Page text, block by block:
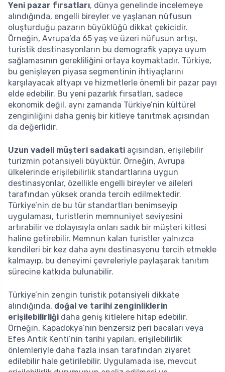
Yeni pazar fırsatları, dünya genelinde incelemeye
alındığında, engelli bireyler ve yaşlanan nüfusun
oluşturduğu pazarın büyüklüğü dikkat çekicidir.
Örneğin, Avrupa’da 65 yaş ve üzeri nüfusun artışı,
turistik destinasyonların bu demografik yapıya uyum
sağlamasının gerekliliğini ortaya koymaktadır. Türkiye,
bu genişleyen piyasa segmentinin ihtiyaçlarını
karşılayacak altyapı ve hizmetlerle önemli bir pazar payı
elde edebilir. Bu yeni pazarlık fırsatları, sadece
ekonomik değil, aynı zamanda Türkiye’nin kültürel
zenginliğini daha geniş bir kitleye tanıtmak açısından
da değerlidir.
Uzun vadeli müşteri sadakati açısından, erişilebilir
turizmin potansiyeli büyüktür. Örneğin, Avrupa
ülkelerinde erişilebilirlik standartlarına uygun
destinasyonlar, özellikle engelli bireyler ve aileleri
tarafından yüksek oranda tercih edilmektedir.
Türkiye’nin de bu tür standartları benimseyip
uygulaması, turistlerin memnuniyet seviyesini
artırabilir ve dolayısıyla onları sadık bir müşteri kitlesi
haline getirebilir. Memnun kalan turistler yalnızca
kendileri bir kez daha aynı destinasyonu tercih etmekle
kalmayıp, bu deneyimi çevreleriyle paylaşarak tanıtım
sürecine katkıda bulunabilir.
Türkiye’nin zengin turistik potansiyeli dikkate
alındığında, doğal ve tarihi zenginliklerin
erişilebilirliği daha geniş kitlelere hitap edebilir.
Örneğin, Kapadokya’nın benzersiz peri bacaları veya
Efes Antik Kenti’nin tarihi yapıları, erişilebilirlik
önlemleriyle daha fazla insan tarafından ziyaret
edilebilir hale getirilebilir. Uygulamada ise, mevcut